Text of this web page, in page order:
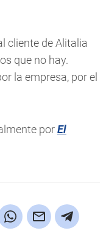
cliente de Alitalia
que no hay.
la empresa, por el
porEl